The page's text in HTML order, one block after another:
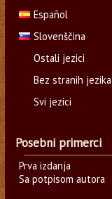
Español
Slovenščina
Ostali jezici
Bez stranih jezika
Svi jezici
Posebni primerci
Prva izdanja
Sa potpisom autora